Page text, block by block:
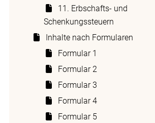
11. Erbschafts- und
Schenkungssteuern
Inhalte nach Formularen
Formular 1
Formular 2
Formular 3
Formular 4
Formular 5
Wochenaufenthaltskanton
Bei Personen mit Ansässigkeit im
ohne Wochenaufenthalt in der
Wohnsitz-, Sitz- oder
steuerbaren Leistung
und Sportlern, Referentinnen und
der Auftrittsortskanton